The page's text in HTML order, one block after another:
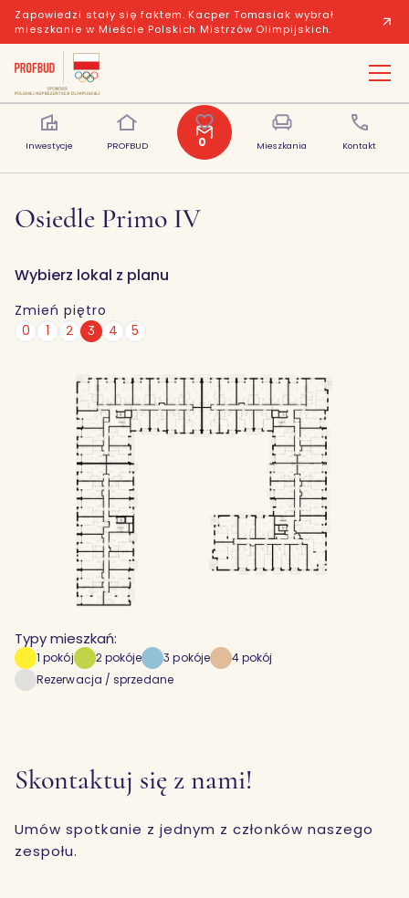
Zapowiedzi stały się faktem. Kacper Tomasiak wybrał
mieszkanie w Mieście Polskich Mistrzów Olimpijskich.
Inwestycje PROFBUD 0
Polubione Mieszkania Kontakt
Opis inwestycji Lista mieszkań Prospekt informacyjny
Osiedle Primo IV
Wybierz lokal z planu
Zmień piętro
0 1 2 3 4 5
Typy mieszkań:
1 pokój 2 pokóje 3 pokóje
4 pokój
Rezerwacja / sprzedane
Skontaktuj się z nami!
Umów spotkanie z jednym z członków naszego
zespołu.